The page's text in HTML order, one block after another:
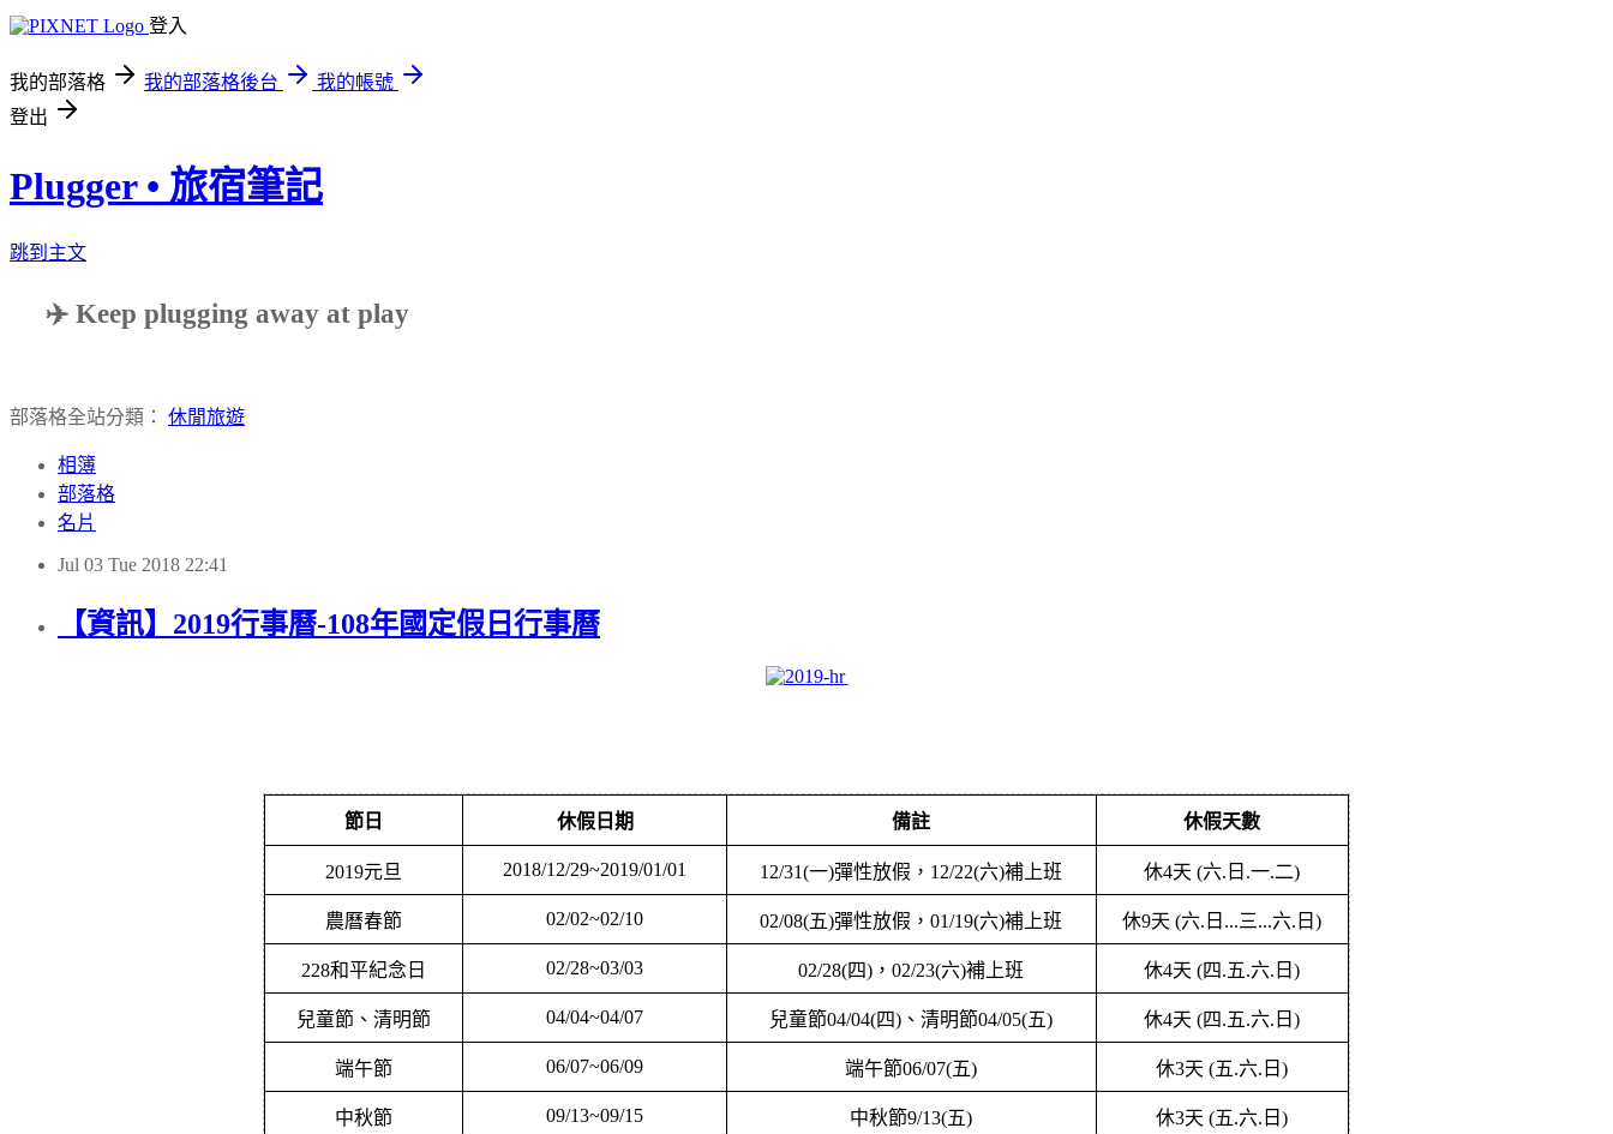
登入
我的部落格 我的部落格後台
我的帳號
登出
Plugger • 旅宿筆記
跳到主文
✈️ Keep plugging away at play
部落格全站分類： 休閒旅遊
相簿
部落格
名片
Jul 03 Tue 2018 22:41
【資訊】2019行事曆-108年國定假日行事曆
節日 休假日期 備註 休假天數
2019元旦 2018/12/29~2019/01/01 12/31(一)彈性放假， 12/22(六)補上班 休4天 (六. 日 .一.二)
農曆春節 02/02~02/10 02/08(五)彈性放假，01/19(六)補上班 休9天 (六. 日 ...三...六. 日)
228和平紀念日 02/28~03/03 02/28(四) ，02/23(六)補上班 休4天 (四.五.六. 日)
兒童節、清明節 04/04~04/07 兒童節04/04(四) 、清明節04/05(五) 休4天 (四.五.六. 日)
端午節 06/07~06/09 端午節06/07(五) 休3天 (五.六. 日)
中秋節 09/13~09/15 中秋節9/13(五) 休3天 (五.六. 日)